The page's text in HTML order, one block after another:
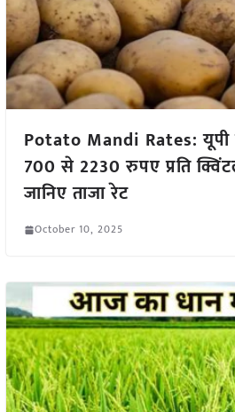
Potato Mandi Rates:
700 से 2230 रुपए प्रति
जानिए ताजा रेट
October 10, 2025